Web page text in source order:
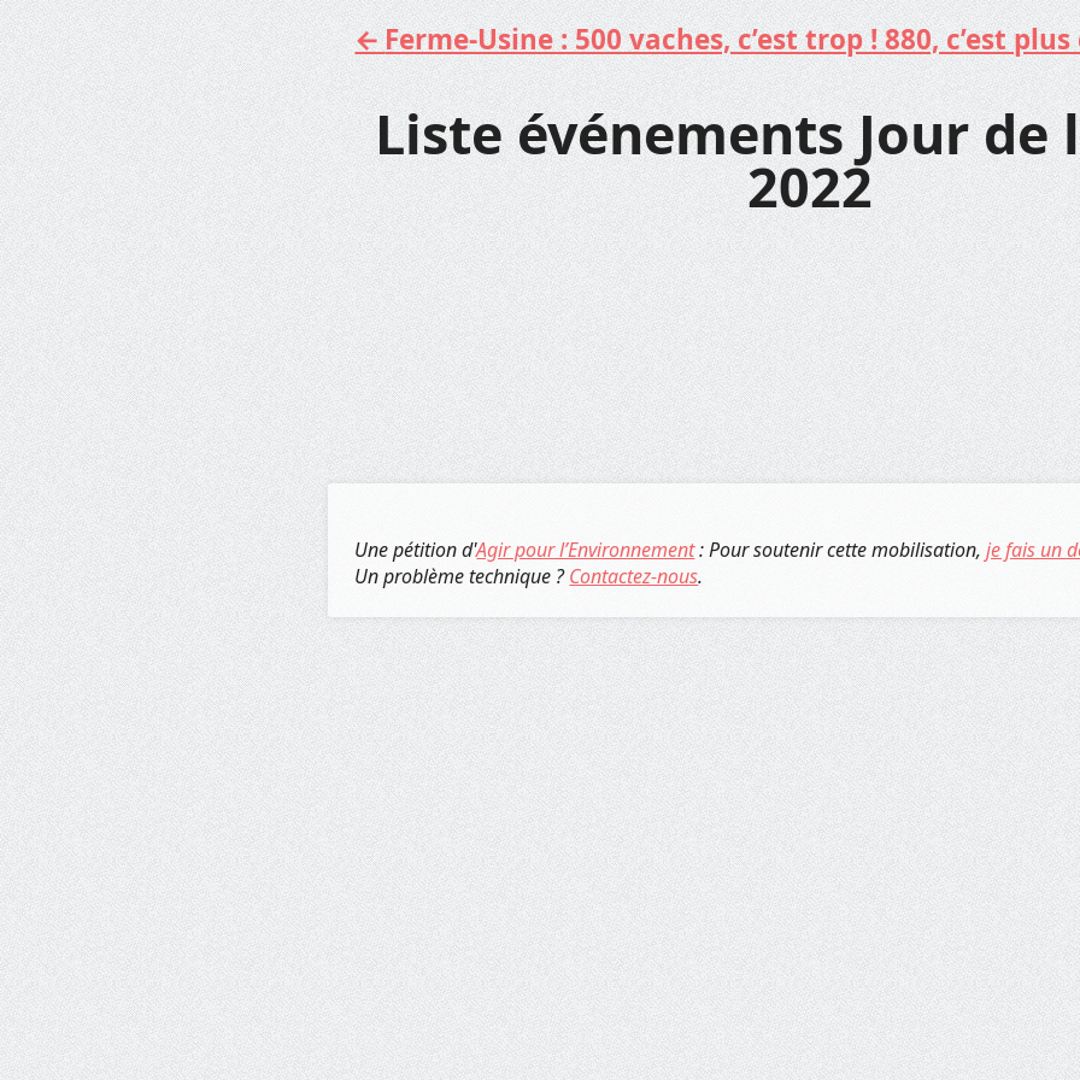
Aller
au
contenu
Ferme-Usine : 500 vaches, c’est trop ! 880, c’est
Liste événements Jour de
2022
Une pétition d'Agir pour l’Environnement: Pour soutenir cette mobilisation,je fais un
Un problème technique ?Contactez-nous.